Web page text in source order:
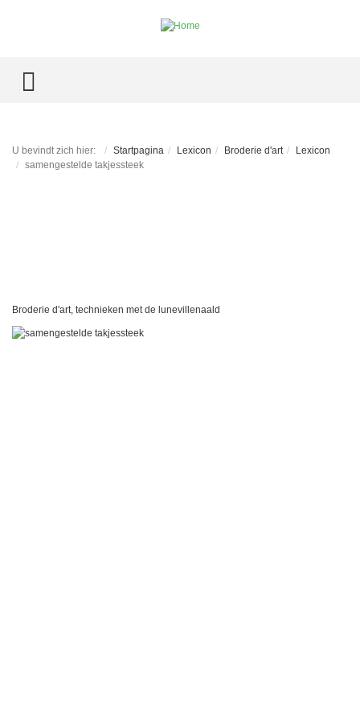
TOGGLE MENU
U bevindt zich hier: Startpagina Lexicon Broderie d'art
Lexicon
samengestelde takjessteek
Broderie d'art, technieken met de lunevillenaald